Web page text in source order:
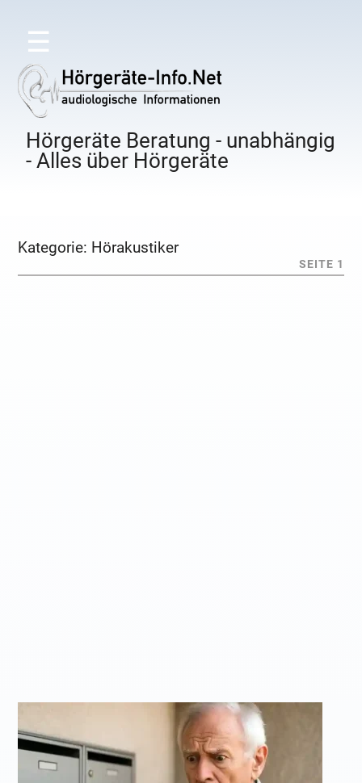
☰
Hörgeräte Beratung - unabhängig
- Alles über Hörgeräte
Kategorie: Hörakustiker
SEITE 1